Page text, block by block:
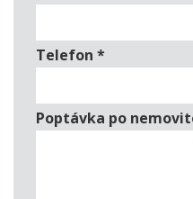
Telefon *
Poptávka po